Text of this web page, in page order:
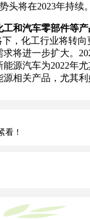
头将在2023年持续。
和汽车零部件等
，化工行业将转
将进一步扩大。
源汽车为2022年
相关产品，尤其利
看！